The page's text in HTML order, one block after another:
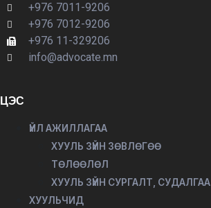
+976 7011-9206
+976 7012-9206
+976 11-329206
info@advocate.mn
ЦЭС
ҮЙЛ АЖИЛЛАГАА
ХУУЛЬ ЗҮЙН ЗӨВЛӨГӨӨ
ТӨЛӨӨЛӨЛ
ХУУЛЬ ЗҮЙН СУРГАЛТ, СУДАЛГАА
ХУУЛЬЧИД